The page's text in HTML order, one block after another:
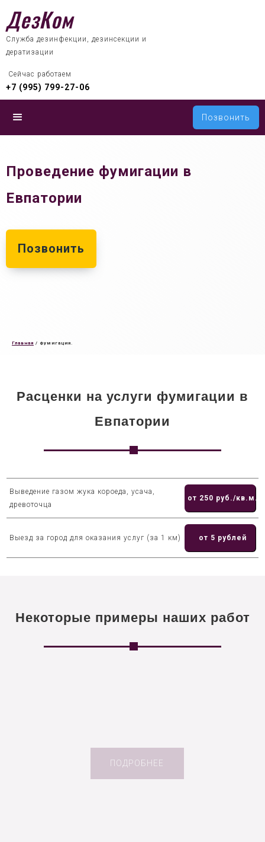
ДезКом
Служба дезинфекции, дезинсекции и
дератизации
Сейчас работаем
+7 (995) 799-27-06
Позвонить
Проведение фумигации в
Евпатории
Позвонить
Главная / Фумигация.
Расценки на услуги фумигации в
Евпатории
Выведение газом жука короеда, усача,
древоточца
от 250 руб./кв.м.
Выезд за город для оказания услуг (за 1 км) от 5 рублей
Некоторые примеры наших работ
ПОДРОБНЕЕ